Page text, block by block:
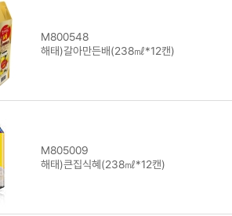
M800548
해태)갈아만든배(238㎖*12캔)
M805009
해태)큰집식혜(238㎖*12캔)